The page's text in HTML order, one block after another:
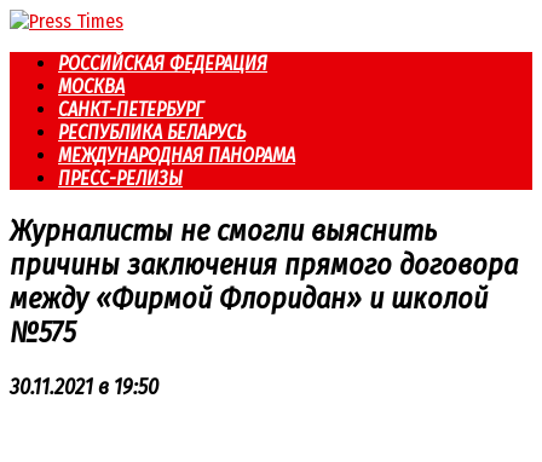
Перейти
контентуРОССИЙСКАЯ ФЕДЕРАЦИЯ
МОСКВА
САНКТ-ПЕТЕРБУРГ
РЕСПУБЛИКА БЕЛАРУСЬ
МЕЖДУНАРОДНАЯ ПАНОРАМА
ПРЕСС-РЕЛИЗЫ
Журналисты не смогли выяснить
причины заключения прямого договора
между «Фирмой Флоридан» и школой
№575
30.11.2021 в 19:50